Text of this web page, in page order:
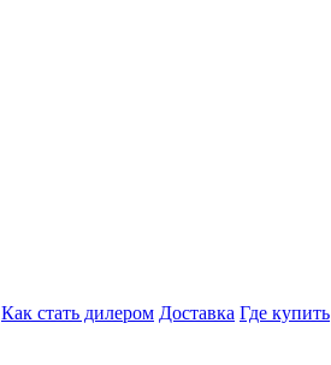
Как стать дилером Доставка Где купить